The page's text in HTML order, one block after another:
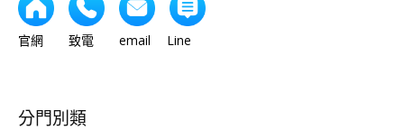
官網 致電 email Line
分門別類